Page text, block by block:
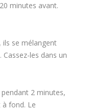
minutes avant.
se mélangent
les dans un
2 minutes,
fond. Le